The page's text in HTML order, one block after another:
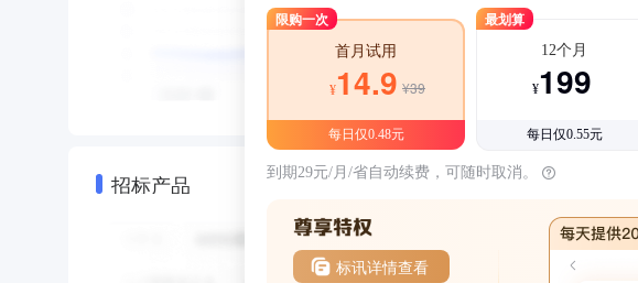
招标产品
限购一次
首月试用
¥14.9 ¥39
每日仅0.48元
最划算
12个月
¥199
每日仅0.55元
到期29元/月/省自动续费，可随时取消。
标讯详情查看